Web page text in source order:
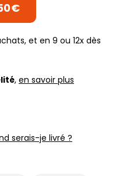
et en 9 ou 12x dès
, en savoir plus
serais-je livré ?